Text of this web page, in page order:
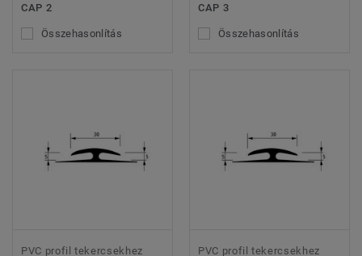
CAP 2
Összehasonlítás
CAP 3
Összehasonlítás
PVC profil tekercsekhez PVC profil tekercsekhez